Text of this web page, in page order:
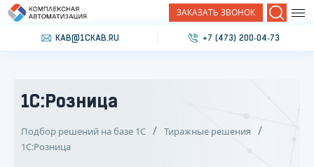
ЗАКАЗАТЬ ЗВОНОК Поиск
KAB@1CKAB.RU +7 (473) 200‐04‐73
1С:Розница
Подбор решений на базе 1С
Тиражные решения
1С:Розница